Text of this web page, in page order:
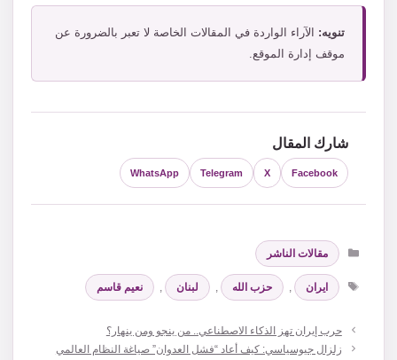
تنويه: الآراء الواردة في المقالات الخاصة لا تعبر بالضرورة عن
موقف إدارة الموقع.
شارك المقال
Facebook
X
Telegram
WhatsApp
التصنيفات
مقالات الناشر
الوسوم
ايران حزب الله لبنان نعيم قاسم
حرب إيران تهز الذكاء الاصطناعي.. من ينجو ومن ينهار؟
زلزال جيوسياسي: كيف أعاد “فشل العدوان” صياغة النظام العالمي